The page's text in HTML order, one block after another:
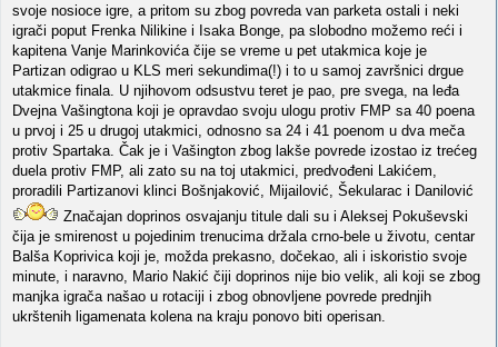
svoje nosioce igre, a pritom su zbog povreda van parketa ostali i neki
igrači poput Frenka Nilikine i Isaka Bonge, pa slobodno možemo reći i
kapitena Vanje Marinkovića čije se vreme u pet utakmica koje je
Partizan odigrao u KLS meri sekundima(!) i to u samoj završnici drgue
utakmice finala. U njihovom odsustvu teret je pao, pre svega, na leđa
Dvejna Vašingtona koji je opravdao svoju ulogu protiv FMP sa 40 poena
u prvoj i 25 u drugoj utakmici, odnosno sa 24 i 41 poenom u dva meča
protiv Spartaka. Čak je i Vašington zbog lakše povrede izostao iz trećeg
duela protiv FMP, ali zato su na toj utakmici, predvođeni Lakićem,
proradili Partizanovi klinci Bošnjaković, Mijailović, Šekularac i Danilović
Značajan doprinos osvajanju titule dali su i Aleksej Pokuševski
čija je smirenost u pojedinim trenucima držala crno-bele u životu, centar
Balša Koprivica koji je, možda prekasno, dočekao, ali i iskoristio svoje
minute, i naravno, Mario Nakić čiji doprinos nije bio velik, ali koji se zbog
manjka igrača našao u rotaciji i zbog obnovljene povrede prednjih
ukrštenih ligamenata kolena na kraju ponovo biti operisan.